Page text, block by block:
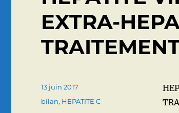
EXTRA-
Publié
le
13 juin 2017
Catégories
bilan, HEPATITE C